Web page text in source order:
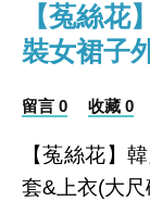
【菟絲花
裝女裙子
留言 0 收藏 0
【菟絲花】
套&上衣(大尺